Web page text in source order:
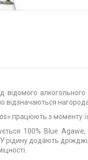
відомого
відзначаються
працюють з моменту
100% Blue
рідину додають